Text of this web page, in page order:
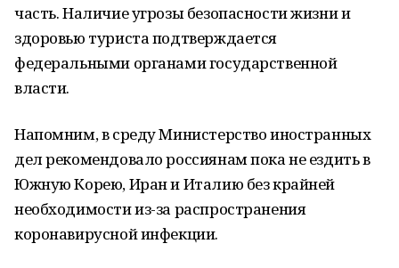
часть. Наличие угрозы безопасности жизни и
здоровью туриста подтверждается
федеральными органами государственной
власти.
Напомним, в среду Министерство иностранных
дел рекомендовало россиянам пока не ездить в
Южную Корею, Иран и Италию без крайней
необходимости из-за распространения
коронавирусной инфекции.